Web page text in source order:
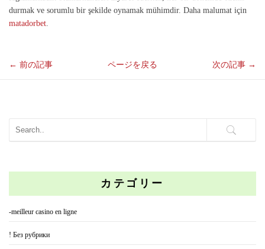
durmak ve sorumlu bir şekilde oynamak mühimdir. Daha malumat için
matadorbet.
← 前の記事 ページを戻る 次の記事 →
カテゴリー
-meilleur casino en ligne
! Без рубрики